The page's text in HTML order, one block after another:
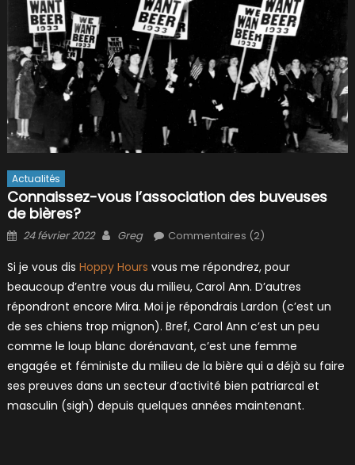
Actualités
Connaissez-vous l’association des buveuses
de bières?
Posted
24 février 2022 Author
Greg Commentaires (2)
Si je vous dis Hoppy Hours vous me répondrez, pour
beaucoup d’entre vous du milieu, Carol Ann. D’autres
répondront encore Mira. Moi je répondrais Lardon (c’est un
de ses chiens trop mignon). Bref, Carol Ann c’est un peu
comme le loup blanc dorénavant, c’est une femme
engagée et féministe du milieu de la bière qui a déjà su faire
ses preuves dans un secteur d’activité bien patriarcal et
masculin (sigh) depuis quelques années maintenant.